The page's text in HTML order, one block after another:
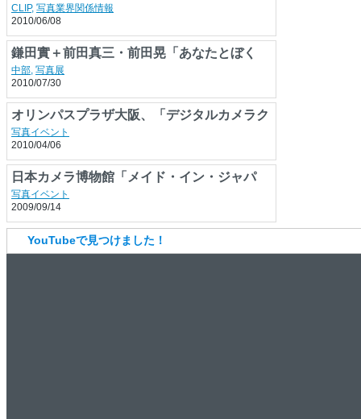
埼玉県に移転
CLIP, 写真業界関係情報
2010/06/08
鎌田實＋前田真三・前田晃「あなたとぼく
と、一本の木の物語」
中部, 写真展
2010/07/30
オリンパスプラザ大阪、「デジタルカメラク
リーニング」講座
写真イベント
2010/04/06
日本カメラ博物館「メイド・イン・ジャパ
ン 日本のカメラ100年の歩み」
写真イベント
2009/09/14
YouTubeで見つけました！